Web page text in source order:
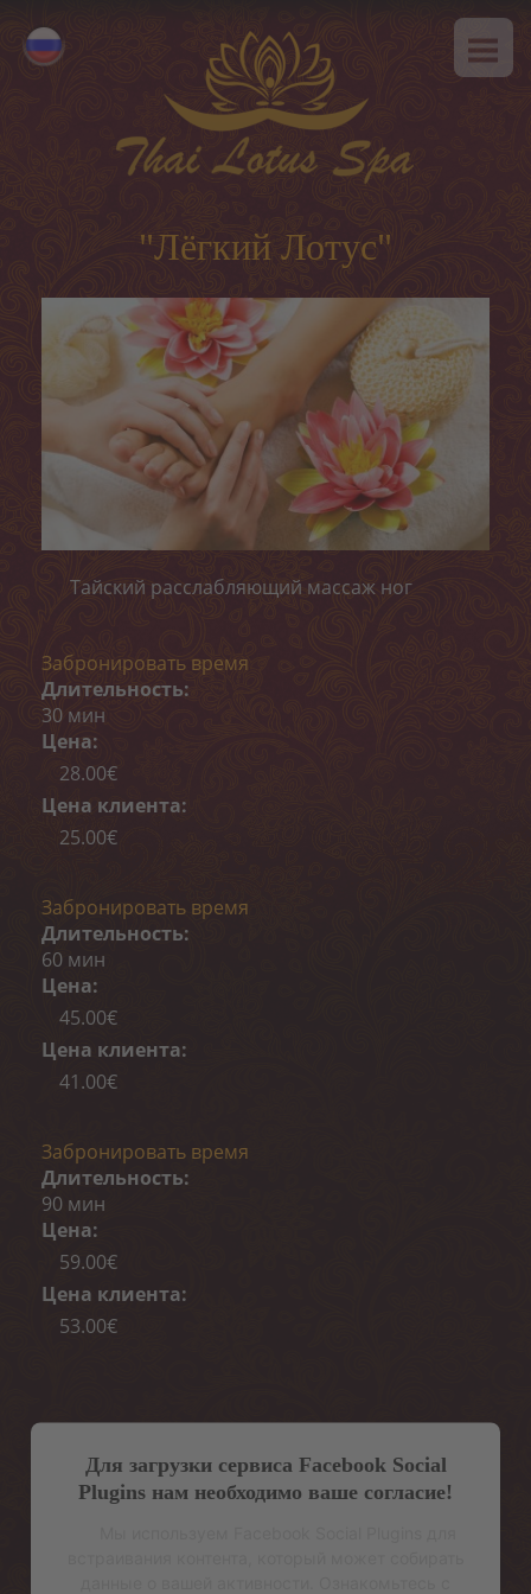
Eesti
О НАС
Классический массаж
SPA-программы
Тайские программы
Уход за лицом
Пилинги
Обертывания
ОНЛАЙН-ЗАПИСЬ
КОНТАКТ
«MELON CARE» (-40%)
"Лёгкий Лотус"
Тайский расслабляющий массаж ног
Забронировать время
Длительность:
30 мин
Цена:
28.00€
Цена клиента:
25.00€
Забронировать время
Длительность:
60 мин
Цена:
45.00€
Цена клиента:
41.00€
Забронировать время
Длительность:
90 мин
Цена:
59.00€
Цена клиента:
53.00€
Для загрузки сервиса Facebook Social
Plugins нам необходимо ваше согласие!